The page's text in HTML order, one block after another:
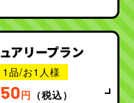
アリープラン
品/お1人様
円 （税込）